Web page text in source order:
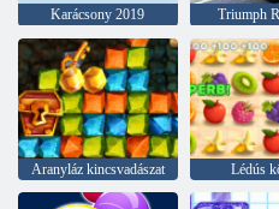
Karácsony 2019 Triumph
Aranyláz kincsvadászat Lédús